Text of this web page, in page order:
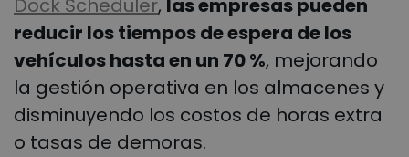
Dock Scheduler, las empresas pueden
reducir los tiempos de espera de los
vehículos hasta en un 70 %, mejorando
la gestión operativa en los almacenes y
disminuyendo los costos de horas extra
o tasas de demoras.